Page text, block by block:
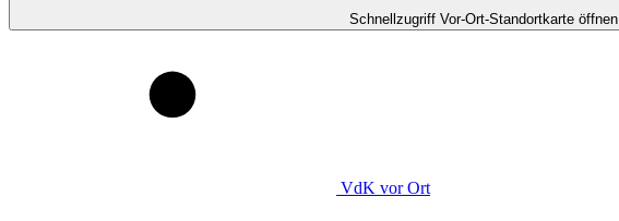
Schnellzugriff Vor-Ort-Standortkarte öffnen
VdK vor Ort